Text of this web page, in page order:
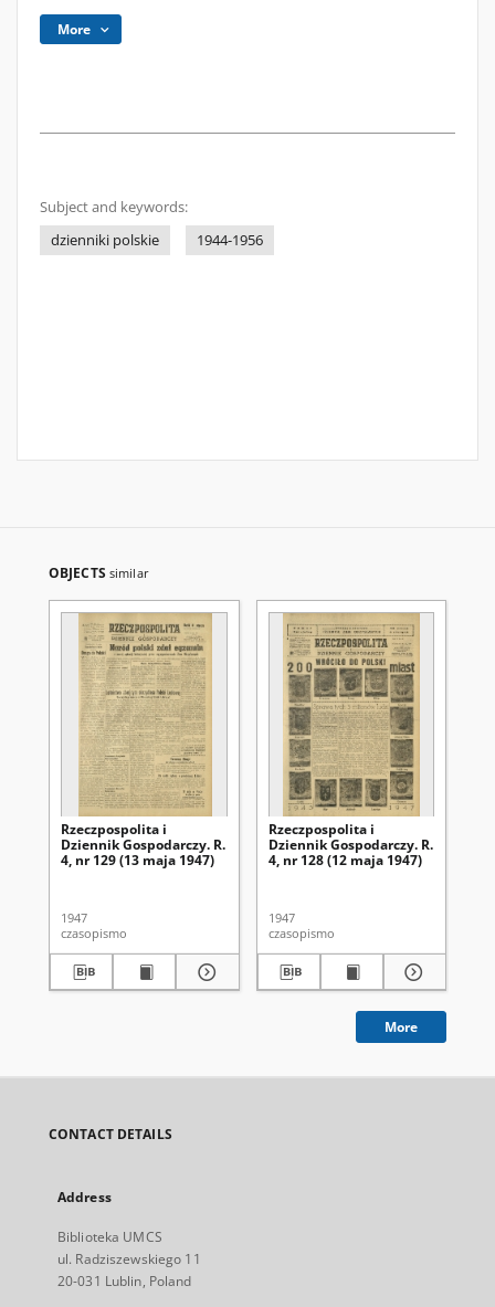
More
Subject and keywords:
dzienniki polskie
1944-1956
OBJECTS similar
Rzeczpospolita i
Dziennik Gospodarczy. R.
4, nr 129 (13 maja 1947)
1947
czasopismo
Rzeczpospolita i
Dziennik Gospodarczy. R.
4, nr 128 (12 maja 1947)
1947
czasopismo
More
CONTACT DETAILS
Address
Biblioteka UMCS
ul. Radziszewskiego 11
20-031 Lublin, Poland